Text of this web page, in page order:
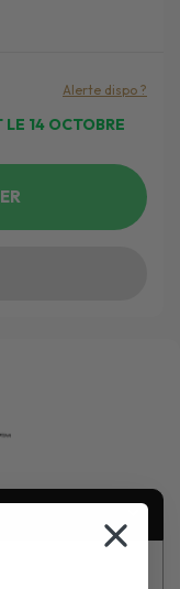
LE 14 OCTOBRE
Alerte dispo ?